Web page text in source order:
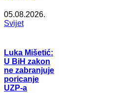
05.08.2026.
Svijet
Luka Mišetić:
U BiH zakon
ne zabranjuje
poricanje
UZP-a